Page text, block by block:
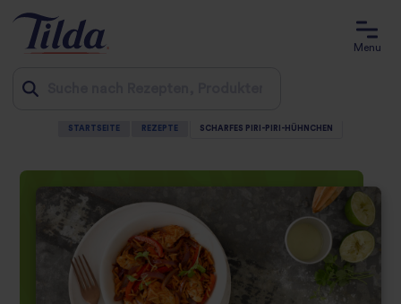
content
Menu
STARTSEITE REZEPTE SCHARFES PIRI-PIRI-HÜHNCHEN